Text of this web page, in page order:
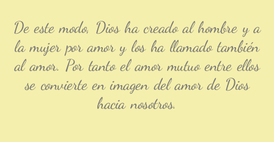
De este modo, Dios ha creado al hombre y a
la mujer por amor y los ha llamado también
al amor. Por tanto el amor mutuo entre ellos
se convierte en imagen del amor de Dios
hacia nosotros.